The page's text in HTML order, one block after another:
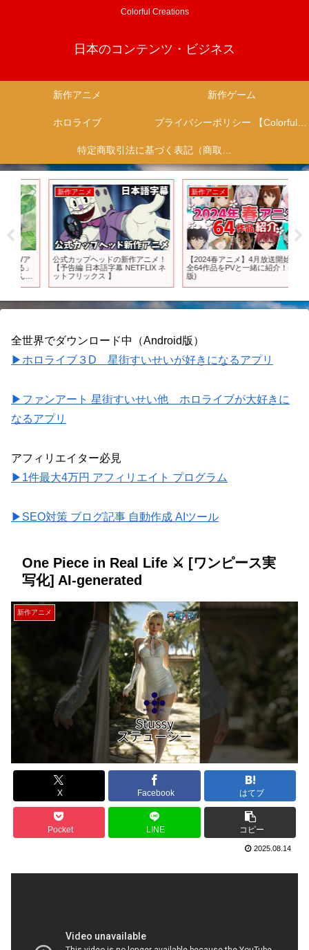
Colorful Creations
日本のコンテンツ・ビジネス
新作アニメ 新作ゲーム
ホロライブ プライバシーポリシー 【Colorful Creation】
特定商取引法に基づく表記（商取引に関する開示）
新作アニメ
公式カップヘッドの新作アニメ！
【予告編 日本語字幕 NETFLIX ネ
ットフリックス 】
新作アニメ
【2024春アニメ】4月放送開始！
全64作品をPVと一緒に紹介！(2月
全世界でダウンロード中（Android版）
▶ホロライブ３D 星街すいせいが好きになるアプリ
▶ファンアート 星街すいせい他 ホロライブが大好きに
なるアプリ
アフィリエイター必見
▶1件最大4万円 アフィリエイト プログラム
▶SEO対策 ブログ記事 自動作成 AIツール
One Piece in Real Life ⚔️ [ワンピース実
写化] AI-generated
新作アニメ
X Facebook はてブ
Pocket LINE コピー
2025.08.14